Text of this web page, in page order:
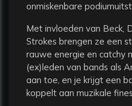
onmiskenbare
Met invloeden van Beck,
Strokes brengen ze een
rauwe energie en catchy
(ex)leden van bands als
aan toe, en je krijgt een
koppelt aan muzikale